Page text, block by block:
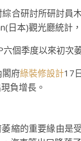
合研討所研討員
日本)觀光廳統計
六個季度以來初次
閣府綠裝修設計17
負增長。
縮的重要緣由是